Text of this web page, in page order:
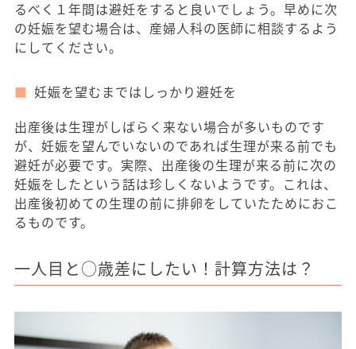
るべく１年間は避妊をすると良いでしょう。早めに次
の妊娠を望む場合は、産婦人科の医師に相談するよう
にしてください。
妊娠を望むまではしっかり避妊を
出産後は生理がしばらく来ない場合が多いものです
が、妊娠を望んでいないのであれば生理が来る前でも
避妊が必要です。実際、出産後の生理が来る前に次の
妊娠をしたという話は珍しくないようです。これは、
出産後初めての生理の前に排卵をしていたためにおこ
るものです。
一人目と○歳差にしたい！計算方法は？